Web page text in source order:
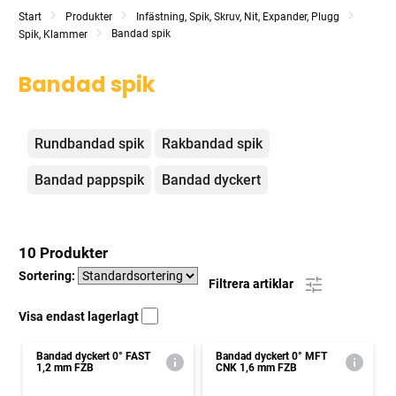
Start Produkter
Infästning, Spik, Skruv, Nit, Expander, Plugg
Spik, Klammer
Bandad spik
Bandad spik
Kategorier
Rundbandad spik Rakbandad spik
Bandad pappspik Bandad dyckert
10 Produkter
Sortering:
Filtrera artiklar
Visa endast lagerlagt
Bandad dyckert 0° FAST
1,2 mm FZB
Bandad dyckert 0° MFT
CNK 1,6 mm FZB